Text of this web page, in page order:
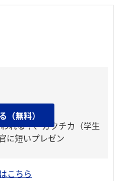
れる？、ガクチカ（学生
に短いプレゼン
（無料）
こちら